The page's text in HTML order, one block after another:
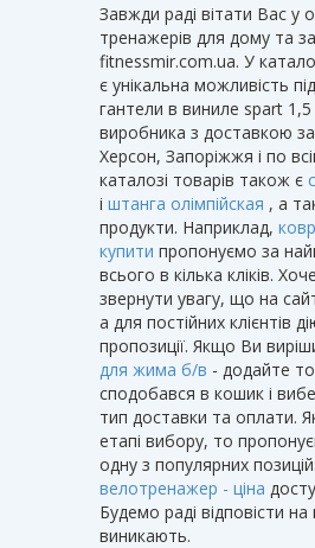
Завжди раді вітати Вас у
тренажерів для дому та
fitnessmir.com.ua. У
є унікальна можливість
гантели в виниле spart 1,5
виробника з доставкою
Херсон, Запоріжжя і по
каталозі товарів також є
і штанга олімпійская , а
продукти. Наприклад,
купити пропонуємо за
всього в кілька кліків.
звернути увагу, що на
а для постійних клієнтів
пропозиції. Якщо Ви
для жима б/в - додайте
сподобався в кошик і
тип доставки та оплати.
етапі вибору, то
одну з популярних позицій:
велотренажер - ціна
Будемо раді відповісти
виникають.